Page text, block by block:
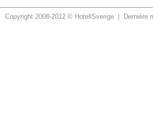
Copyright 2008-2012 © HotellSverige | Dernière